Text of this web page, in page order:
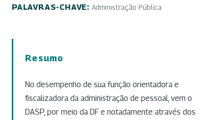
PALAVRAS-CHAVE: Administração Pública
Resumo
No desempenho de sua função orientadora e
fiscalizadora da administração de pessoal, vem o
DASP, por meio da DF e notadamente através dos